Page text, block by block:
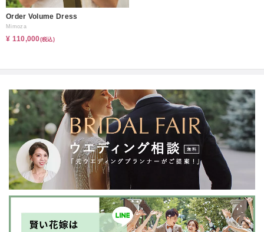
Order Volume Dress
Mimoza
¥ 110,000(税込)